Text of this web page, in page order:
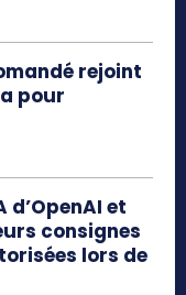
rejoint
pour
d’OpenAI et
consignes
lors de